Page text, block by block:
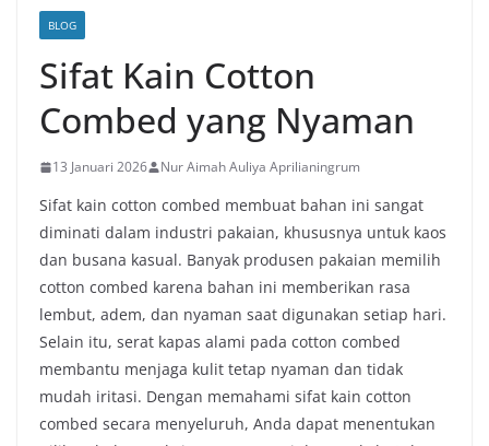
BLOG
Sifat Kain Cotton
Combed yang Nyaman
13 Januari 2026 Nur Aimah Auliya Aprilianingrum
Sifat kain cotton combed membuat bahan ini sangat
diminati dalam industri pakaian, khususnya untuk kaos
dan busana kasual. Banyak produsen pakaian memilih
cotton combed karena bahan ini memberikan rasa
lembut, adem, dan nyaman saat digunakan setiap hari.
Selain itu, serat kapas alami pada cotton combed
membantu menjaga kulit tetap nyaman dan tidak
mudah iritasi. Dengan memahami sifat kain cotton
combed secara menyeluruh, Anda dapat menentukan